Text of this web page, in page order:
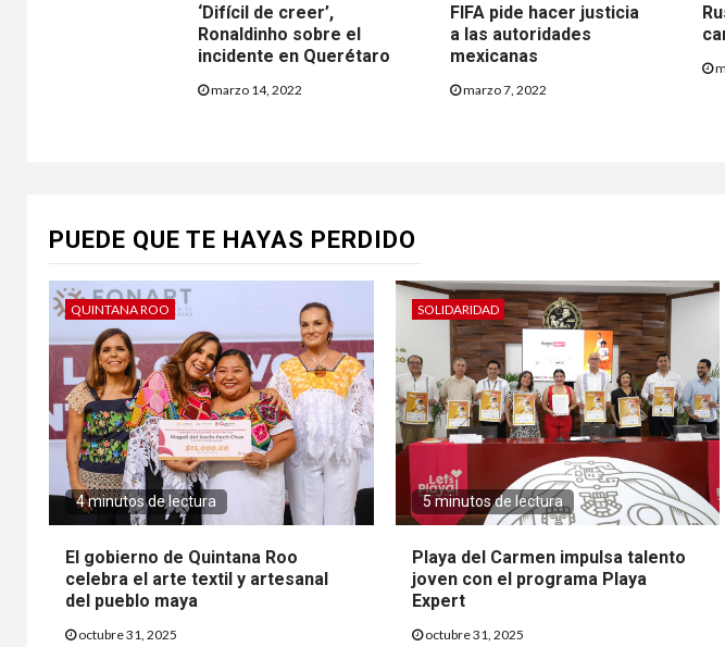
‘Difícil de creer’,
Ronaldinho sobre el
incidente en Querétaro
marzo 14, 2022
FIFA pide hacer justicia
a las autoridades
mexicanas
marzo 7, 2022
PUEDE QUE TE HAYAS PERDIDO
QUINTANA ROO
4 minutos de lectura
El gobierno de Quintana Roo
celebra el arte textil y artesanal
del pueblo maya
octubre 31, 2025
SOLIDARIDAD
5 minutos de lectura
Playa del Carmen impulsa talento
joven con el programa Playa
Expert
octubre 31, 2025